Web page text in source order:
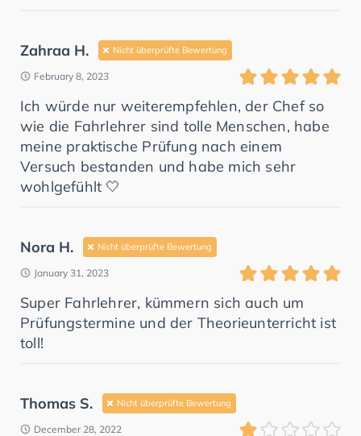
Zahraa H. Nicht überprüfte Bewertung
February 8, 2023
Ich würde nur weiterempfehlen, der Chef so
wie die Fahrlehrer sind tolle Menschen, habe
meine praktische Prüfung nach einem
Versuch bestanden und habe mich sehr
wohlgefühlt 🤍
Nora H. Nicht überprüfte Bewertung
January 31, 2023
Super Fahrlehrer, kümmern sich auch um
Prüfungstermine und der Theorieunterricht ist
toll!
Thomas S. Nicht überprüfte Bewertung
December 28, 2022